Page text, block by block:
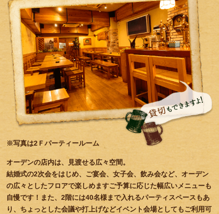
※写真は2Ｆパーティールーム
オーデンの店内は、見渡せる広々空間。
結婚式の2次会をはじめ、ご宴会、女子会、飲み会など、オーデン
の広々としたフロアで楽しめますご予算に応じた幅広いメニューも
自慢です！また、2階には40名様まで入れるパーティスペースもあ
り、ちょっとした会議や打上げなどイベント会場としてもご利用可